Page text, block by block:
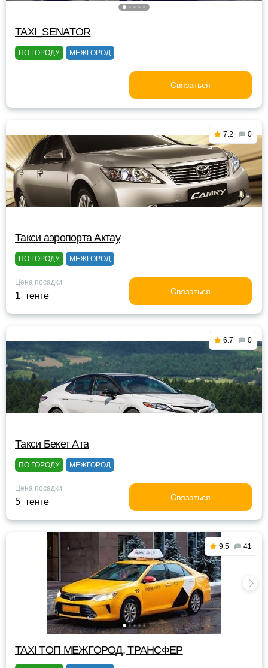
TAXI_SENATOR
ПО ГОРОДУ МЕЖГОРОД
Связаться
7.2 0
Такси аэропорта Актау
ПО ГОРОДУ МЕЖГОРОД
Цена посадки
1 тенге Связаться
6.7 0
Такси Бекет Ата
ПО ГОРОДУ МЕЖГОРОД
Цена посадки
5 тенге Связаться
9.5 41
TAXI TOП МЕЖГОРОД, ТРАНСФЕР